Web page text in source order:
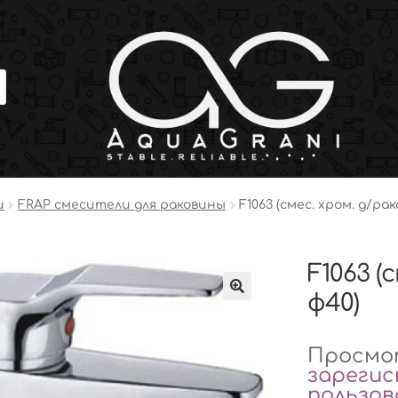
FRAP смесители для раковины F1063 (смес. хром. д/
F1063
ф40)